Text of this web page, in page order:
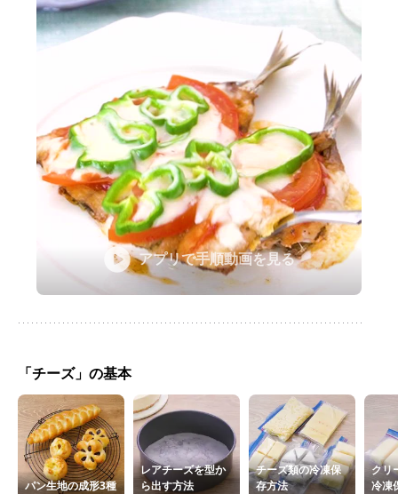
アプリで手順動画を見る
「チーズ」の基本
パン生地の成形3種
レアチーズを型か
ら出す方法
チーズ類の冷凍保
存方法
クリ
冷凍